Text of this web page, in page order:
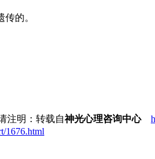
的。
注明：转载自神光心理咨询中心
1676.html